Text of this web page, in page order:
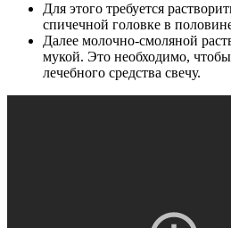
Для этого требуется
спичечной головке в
Далее молочно-смоляной
мукой. Это необходимо,
лечебного средства свечу.